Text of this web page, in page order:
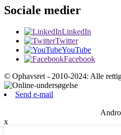
Sociale medier
LinkedIn
Twitter
YouTube
Facebook
© Ophavsret - 2010-2024: Alle
Send e-mail
x